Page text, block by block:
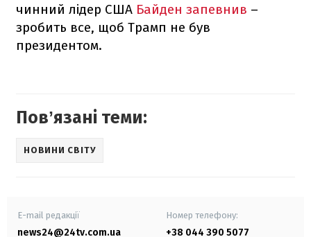
чинний лідер США Байден запевнив –
зробить все, щоб Трамп не був
президентом.
Повʼязані теми:
НОВИНИ СВІТУ
E-mail редакції
news24@24tv.com.ua
Номер телефону:
+38 044 390 5077